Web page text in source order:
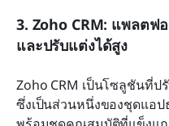
3. Zoho CRM: แพลตฟ
และปรับแต่งได้สูง
Zoho CRM เป็นโซลูชันที่ป
ซึ่งเป็นส่วนหนึ่งของชุดแอ